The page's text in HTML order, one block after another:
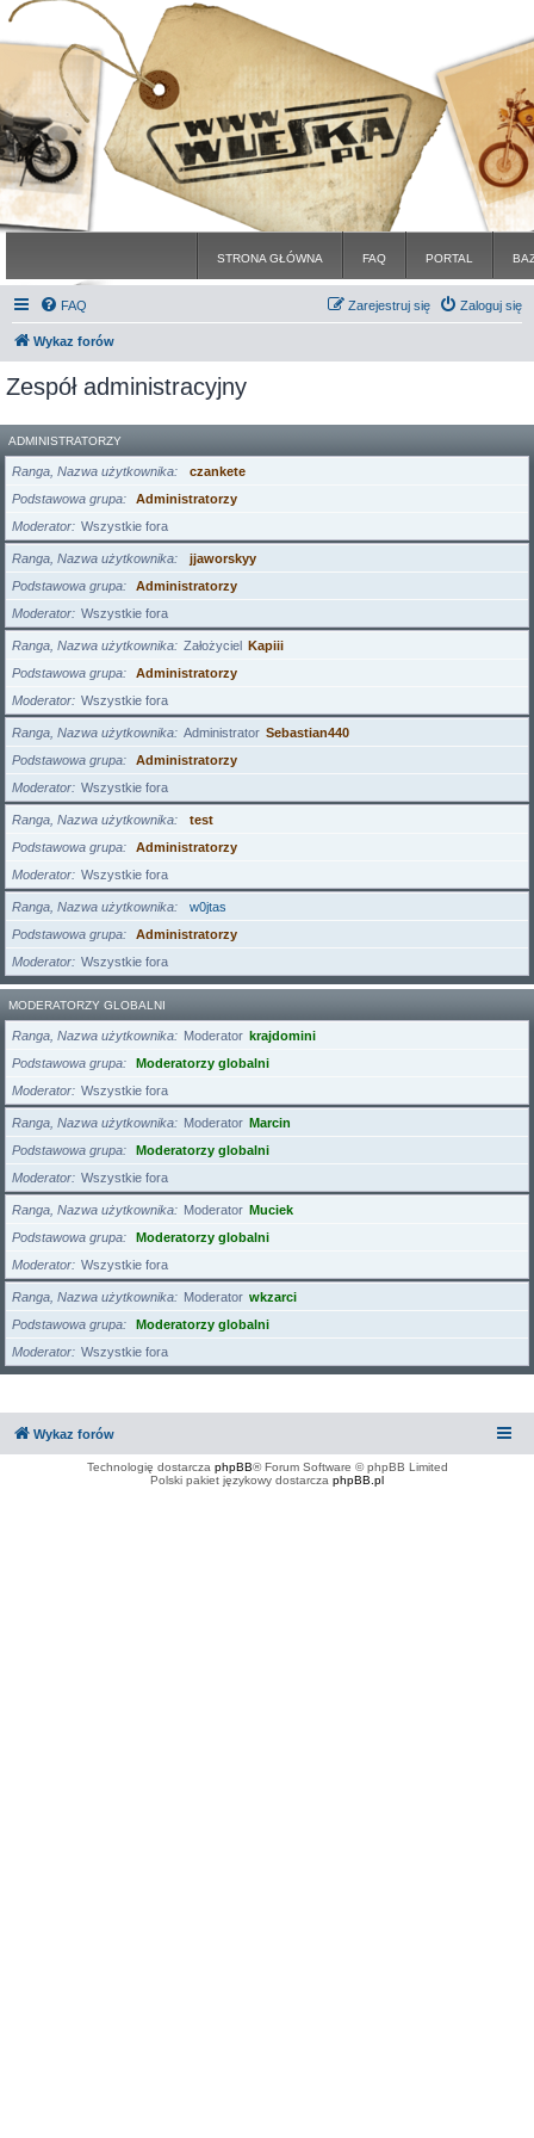
STRONA GŁÓWNA FAQ PORTAL
FAQ Zaloguj się
Zarejestruj się
Wykaz forów
Zespół administracyjny
ADMINISTRATORZY
Ranga, Nazwa użytkownika
czankete
Podstawowa grupa
Administratorzy
Moderator
Wszystkie fora
Ranga, Nazwa użytkownika
jjaworskyy
Podstawowa grupa
Administratorzy
Moderator
Wszystkie fora
Ranga, Nazwa użytkownika Założyciel Kapiii
Podstawowa grupa
Administratorzy
Moderator
Wszystkie fora
Ranga, Nazwa użytkownika Administrator Sebastian440
Podstawowa grupa
Administratorzy
Moderator
Wszystkie fora
Ranga, Nazwa użytkownika
test
Podstawowa grupa
Administratorzy
Moderator
Wszystkie fora
Ranga, Nazwa użytkownika
w0jtas
Podstawowa grupa
Administratorzy
Moderator
Wszystkie fora
MODERATORZY GLOBALNI
Ranga, Nazwa użytkownika Moderator krajdomini
Podstawowa grupa
Moderatorzy globalni
Moderator
Wszystkie fora
Ranga, Nazwa użytkownika Moderator Marcin
Podstawowa grupa
Moderatorzy globalni
Moderator
Wszystkie fora
Ranga, Nazwa użytkownika Moderator Muciek
Podstawowa grupa
Moderatorzy globalni
Moderator
Wszystkie fora
Ranga, Nazwa użytkownika Moderator wkzarci
Podstawowa grupa
Moderatorzy globalni
Moderator
Wszystkie fora
Wykaz forów
Technologię dostarcza phpBB® Forum Software © phpBB Limited
Polski pakiet językowy dostarcza phpBB.pl